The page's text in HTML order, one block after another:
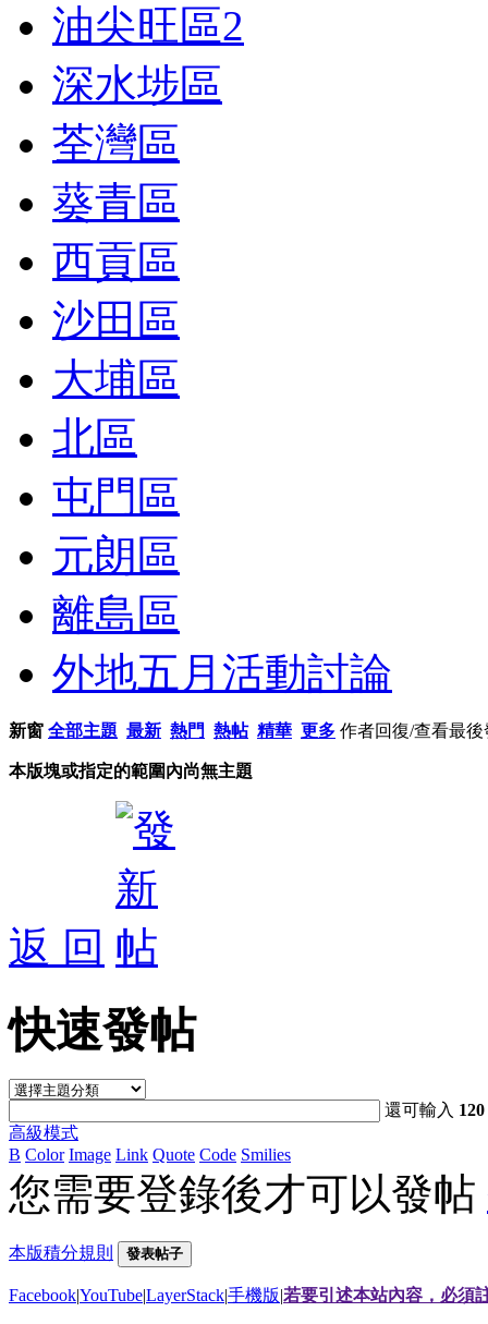
油尖旺區2
深水埗區
荃灣區
葵青區
西貢區
沙田區
大埔區
北區
屯門區
元朗區
離島區
外地五月活動討論
新窗 全部主題 最新 熱門 熱帖 精華 更多 作者回復/查看最後
本版塊或指定的範圍內尚無主題
返 回
快速發帖
還可輸入 120
高級模式
B Color Image Link Quote Code Smilies
您需要登錄後才可以發帖
本版積分規則 發表帖子
Facebook|YouTube|LayerStack|手機版|若要引述本站內容，必須